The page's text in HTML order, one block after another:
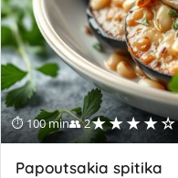
⏱ 100 min👥 2★★★★☆
Papoutsakia spitika